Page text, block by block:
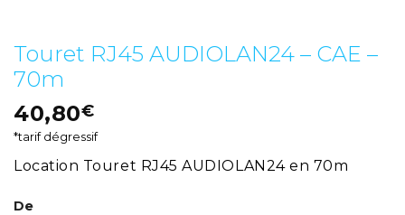
Touret RJ45 AUDIOLAN24 – CAE –
70m
40,80€
*tarif dégressif
Location Touret RJ45 AUDIOLAN24 en 70m
De